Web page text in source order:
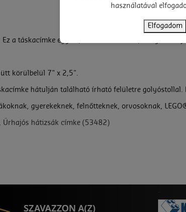
a táskacímke egyedi, háromdimenziós, réteges
körülbelül 7" x 2,5".
hátulján található írható felületre
gyerekeknek, felnőtteknek, orvosoknak,
használatával
Elfogadom